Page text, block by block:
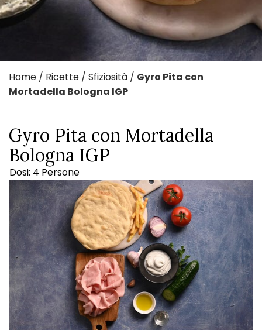
Home / Ricette / Sfiziosità / Gyro Pita con
Mortadella Bologna IGP
Gyro Pita con Mortadella
Bologna IGP
Dosi: 4 Persone